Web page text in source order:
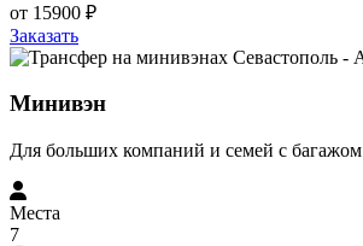
от 15900 ₽
Заказать
Минивэн
Для больших компаний и семей с багажом
Места
7